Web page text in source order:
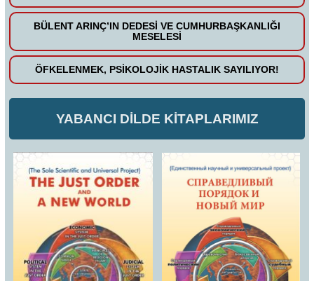
BÜLENT ARINÇ’IN DEDESİ VE CUMHURBAŞKANLIĞI
MESELESİ
ÖFKELENMEK, PSİKOLOJİK HASTALIK SAYILIYOR!
YABANCI DİLDE KİTAPLARIMIZ